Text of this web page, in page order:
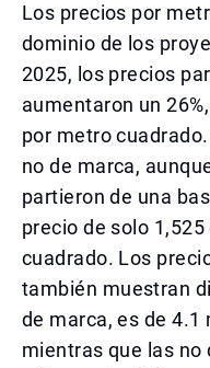
Los precios por
dominio de los
2025, los precios
aumentaron un
por metro
no de marca,
partieron de una
precio de solo
cuadrado. Los
también muestran
de marca, es de 4.1
mientras que las no